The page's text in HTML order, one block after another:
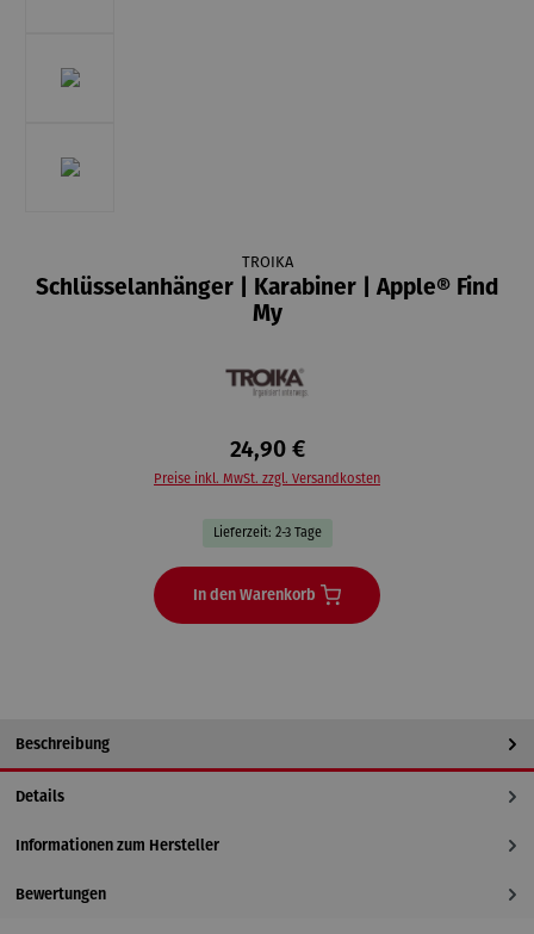
TROIKA
Schlüsselanhänger | Karabiner | Apple® Find
My
24,90 €
Preise inkl. MwSt. zzgl. Versandkosten
Lieferzeit: 2-3 Tage
In den Warenkorb
Beschreibung
Details
Informationen zum Hersteller
Bewertungen